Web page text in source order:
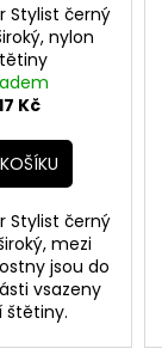
Stylist černý
nylon
Kč
Stylist černý
mezi
jsou do
vsazeny
štětiny.